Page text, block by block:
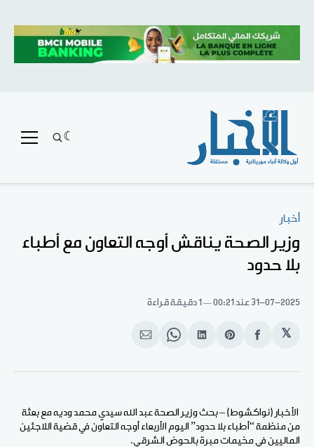
أخبار
وزير الصحة يناقش أوجه التعاون مع أطباء
بلا حدود
31-07-2025 عند 00:21 1 دقيقة قراءة
𝕏
انشر
الفيسبوك
Share
Pinterest
انشر
لينكد
Share
WhatsApp
انشر
الإيميل
الأخبار (نواكشوط) – بحث وزير الصحة عبد الله سيدي محمد وديه مع بعثة
من منظمة “أطباء بلا حدود” اليوم الأربعاء أوجه التعاون في قضية اللاجئين
الماليين في مخيمات مبرة بالحوض الشرقي.